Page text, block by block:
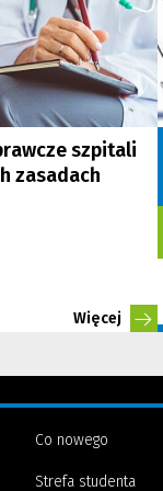
szpitali
zasadach
Więcej
Co nowego
Strefa studenta